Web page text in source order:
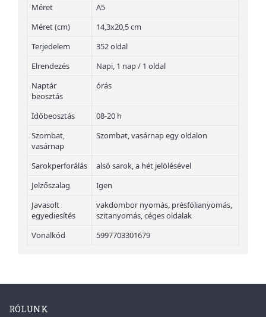
Méret
A5
Méret (cm)
14,3x20,5 cm
Terjedelem
352 oldal
Elrendezés
Napi, 1 nap / 1 oldal
Naptár
beosztás
órás
Időbeosztás
08-20 h
Szombat,
vasárnap
Szombat, vasárnap egy oldalon
Sarokperforálás
alsó sarok, a hét jelölésével
Jelzőszalag
Igen
Javasolt
egyediesítés
vakdombor nyomás, présfólianyomás,
szitanyomás, céges oldalak
Vonalkód
5997703301679
RÓLUNK